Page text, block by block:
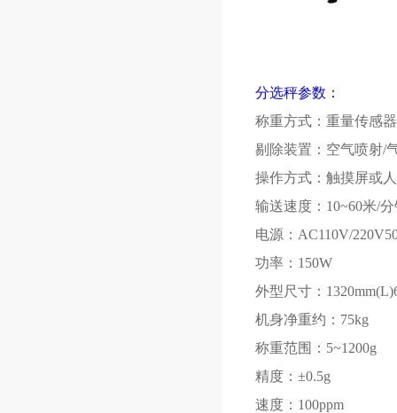
分选秤参数：
称重方式：重量传感器
剔除装置：空气喷射/
操作方式：触摸屏或
输送速度： 10~60米/分
电源： AC110V/
功率： 150W
外型尺寸：
机身净重约： 75kg
称重范围： 5~1200g
精度： ±0.5g
速度： 100ppm